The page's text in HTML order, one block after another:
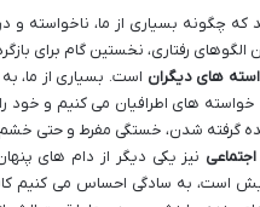
بسیاری از ما، ناخواسته و در
الگوهای رفتاری، نخستین گام برای
های دیگران است. بسیاری از ما،
های اطرافیان می کنیم و خود
گرفته شدن، خستگی مفرط و حتی
نیز یکی دیگر از دام های
است، به سادگی احساس می کنیم